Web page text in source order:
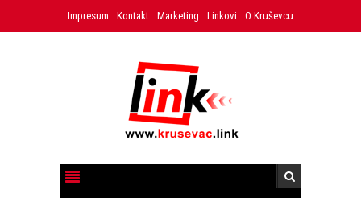
Impresum Kontakt Marketing Linkovi O Kruševcu